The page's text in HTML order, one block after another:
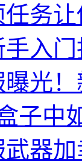
务
入
光
子中
器